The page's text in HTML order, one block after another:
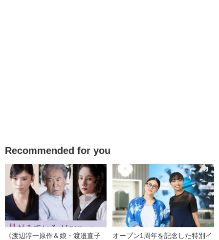
Recommended for you
《渡辺淳一原作＆娘・渡邉直子
オープン1周年を記念した特別イ